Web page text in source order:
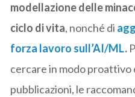
modellazione delle
ciclo di vita, nonché di
forza lavoro sull’AI/ML.
cercare in modo
pubblicazioni, le